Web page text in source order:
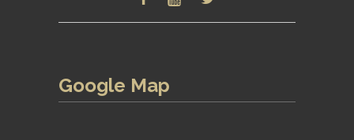
Google Map